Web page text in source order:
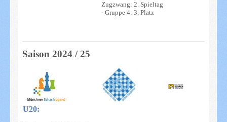
Zugzwang: 2. Spieltag
- Gruppe 4: 3. Platz
Saison 2024 / 25
U20: